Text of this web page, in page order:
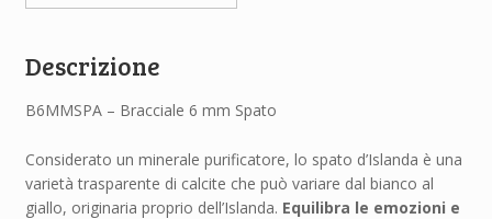
Descrizione
B6MMSPA – Bracciale 6 mm Spato
Considerato un minerale purificatore, lo spato d’Islanda è una
varietà trasparente di calcite che può variare dal bianco al
giallo, originaria proprio dell’Islanda. Equilibra le emozioni e